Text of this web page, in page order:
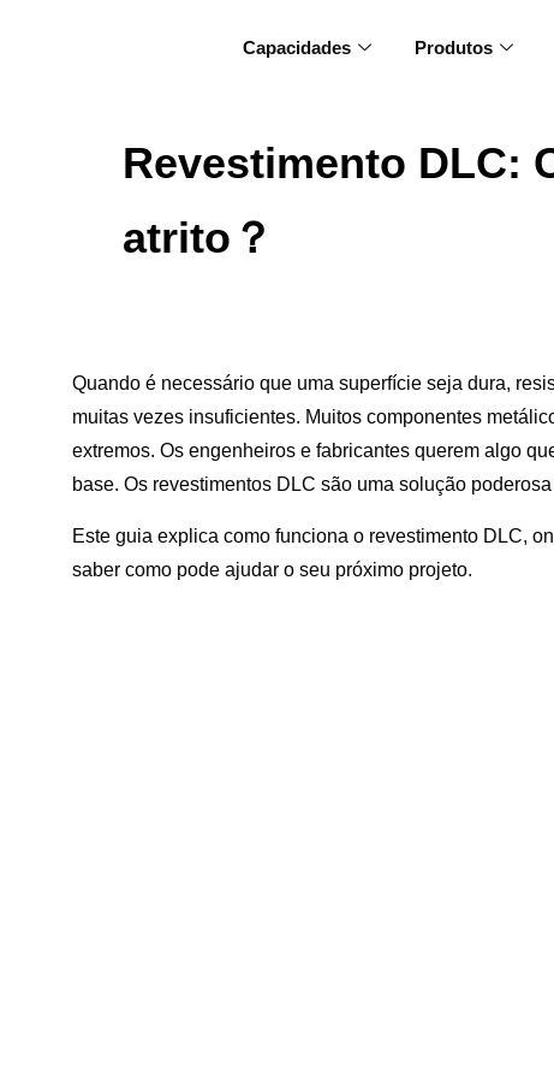
Capacidades Produtos
Revestimento DLC:
atrito？
Quando é necessário que uma superfície seja dura,
muitas vezes insuficientes. Muitos componentes
extremos. Os engenheiros e fabricantes querem algo
base. Os revestimentos DLC são uma solução
Este guia explica como funciona o revestimento DLC,
saber como pode ajudar o seu próximo projeto.